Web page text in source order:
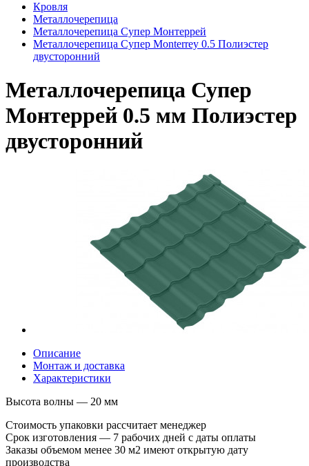
Кровля
Металлочерепица
Металлочерепица Супер Монтеррей
Металлочерепица Супер Monterrey 0.5 Полиэстер
двусторонний
Металлочерепица Супер
Монтеррей 0.5 мм Полиэстер
двусторонний
Описание
Монтаж и доставка
Характеристики
Высота волны — 20 мм
Стоимость упаковки рассчитает менеджер
Срок изготовления — 7 рабочих дней с даты оплаты
Заказы объемом менее 30 м2 имеют открытую дату
производства